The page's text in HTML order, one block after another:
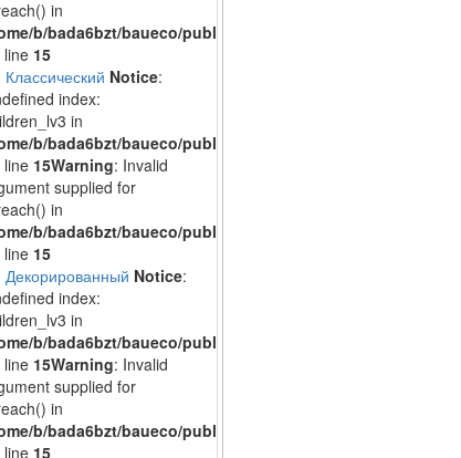
in
b/bada6bzt/baueco/public_html/catalog/view/theme/
line 15
Notice:
index:
in
b/bada6bzt/baueco/public_html/catalog/view/theme/
line 15Warning: Invalid
supplied for
in
b/bada6bzt/baueco/public_html/catalog/view/theme/
line 15
Notice:
index:
in
b/bada6bzt/baueco/public_html/catalog/view/theme/
line 15Warning: Invalid
supplied for
in
b/bada6bzt/baueco/public_html/catalog/view/theme/
line 15